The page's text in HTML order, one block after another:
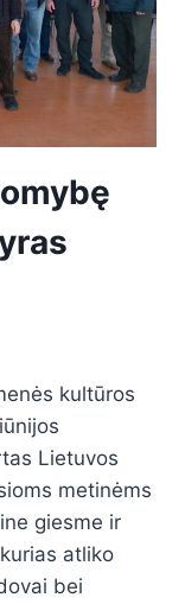
kultūros
Lietuvos
metinėms
giesme ir
atliko
bei